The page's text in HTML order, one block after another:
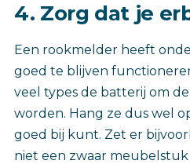
4. Zorg dat je
Een rookmelder heeft
goed te blijven
veel types de batterij om
worden. Hang ze dus wel
goed bij kunt. Zet er
niet een zwaar meubelstuk